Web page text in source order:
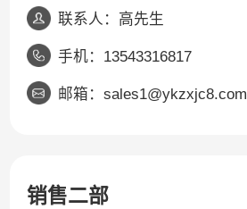
联系人：高先生
手机：13543316817
邮箱：sales1@ykzxjc8.com
销售二部